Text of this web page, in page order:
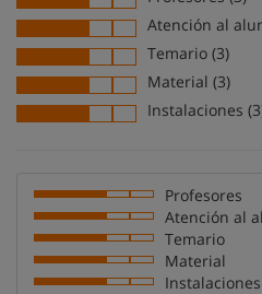
Atención al
Temario (3)
Material (3)
Instalaciones
Profesores
Atención al
Temario
Material
Instalaciones